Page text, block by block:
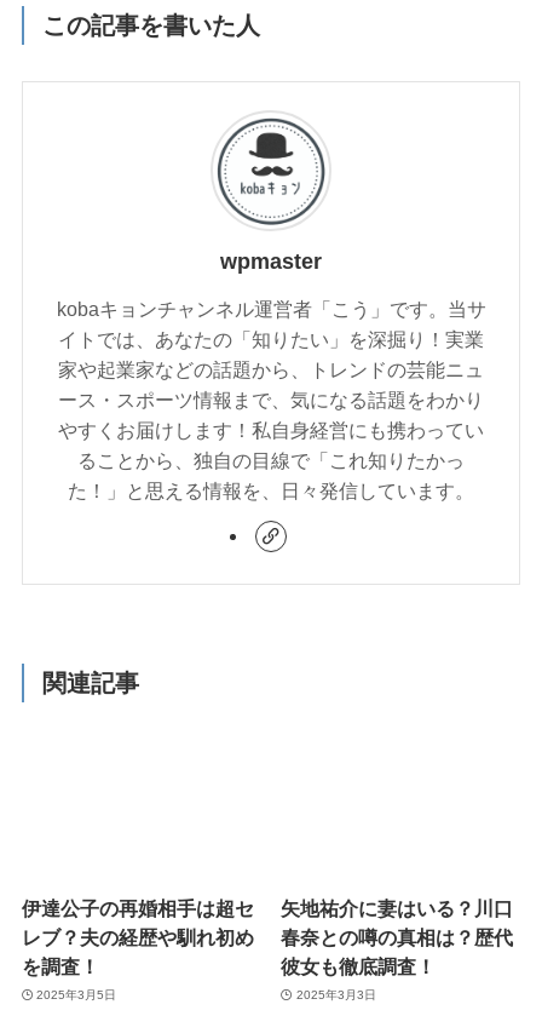
この記事を書いた人
wpmaster
kobaキョンチャンネル運営者「こう」です。当サ
イトでは、あなたの「知りたい」を深掘り！実業
家や起業家などの話題から、トレンドの芸能ニュ
ース・スポーツ情報まで、気になる話題をわかり
やすくお届けします！私自身経営にも携わってい
ることから、独自の目線で「これ知りたかっ
た！」と思える情報を、日々発信しています。
関連記事
伊達公子の再婚相手は超セ
レブ？夫の経歴や馴れ初め
を調査！
2025年3月5日
矢地祐介に妻はいる？川口
春奈との噂の真相は？歴代
彼女も徹底調査！
2025年3月3日